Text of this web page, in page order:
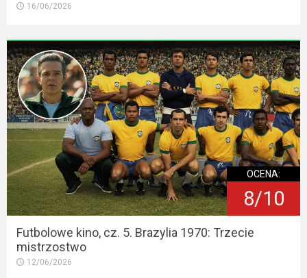
16/06/2026
OCENA:
8/10
Futbolowe kino, cz. 5. Brazylia 1970: Trzecie
mistrzostwo
12/06/2026